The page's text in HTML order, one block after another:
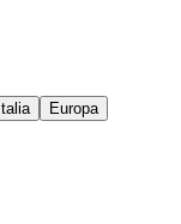
Italia
Europa